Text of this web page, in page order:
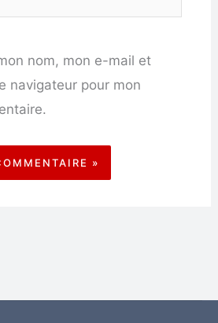
nom, mon e-mail et
navigateur pour mon